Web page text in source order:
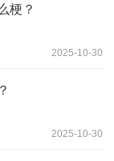
梗？
2025-10-30
2025-10-30